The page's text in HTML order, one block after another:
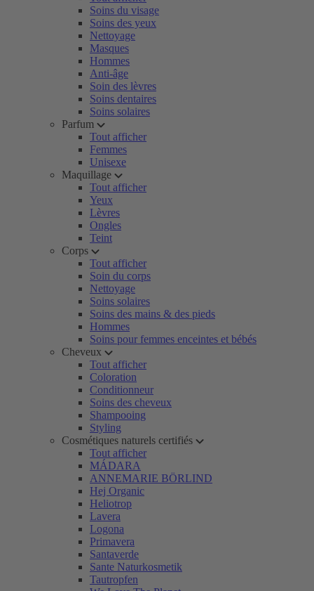
Soins du visage
Soins des yeux
Nettoyage
Masques
Hommes
Anti-âge
Soin des lèvres
Soins dentaires
Soins solaires
Parfum
Tout afficher
Femmes
Unisexe
Maquillage
Tout afficher
Yeux
Lèvres
Ongles
Teint
Corps
Tout afficher
Soin du corps
Nettoyage
Soins solaires
Soins des mains & des pieds
Hommes
Soins pour femmes enceintes et bébés
Cheveux
Tout afficher
Coloration
Conditionneur
Soins des cheveux
Shampooing
Styling
Cosmétiques naturels certifiés
Tout afficher
MÁDARA
ANNEMARIE BÖRLIND
Hej Organic
Heliotrop
Lavera
Logona
Primavera
Santaverde
Sante Naturkosmetik
Tautropfen